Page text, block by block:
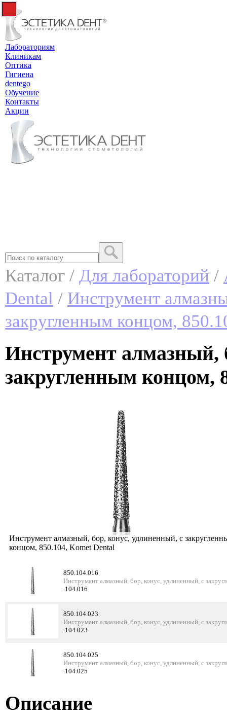
Лабораториям
Клиникам
Оптика
Гигиена
dentego
Обучение
Контакты
Акции
Каталог / Для лабораторий /
Dental / Инструмент
закругленным концом,
Инструмент алмазный,
закругленным концом,
Инструмент алмазный, бор, конус, удлиненный, с
концом, 850.104, Komet Dental
850.104.016
Инструмент алмазный, бор, конус, удлиненный, с
.104.016
850.104.023
Инструмент алмазный, бор, конус, удлиненный, с
.104.023
850.104.025
Инструмент алмазный, бор, конус, удлиненный, с
.104.025
Описание